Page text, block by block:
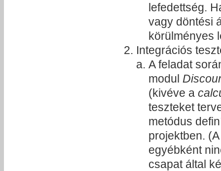
lefedettség.
vagy döntési
körülményes
Integrációs
A feladat
modul
(kivéve a
teszteket
metódus
projektben.
egyébként
csapat által